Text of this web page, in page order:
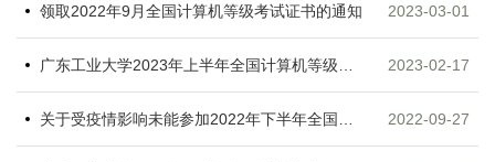
领取2022年9月全国计算机等级考试证书的通知 2023-03-01
2023-02-17
2022-09-27